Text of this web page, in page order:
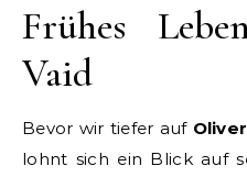
Frühes
Vaid
Bevor wir tiefer auf
lohnt sich ein Blick auf